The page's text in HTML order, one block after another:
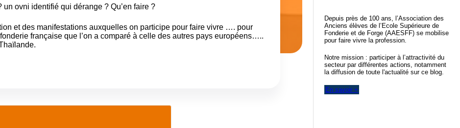
un ovni identifié qui dérange ? Qu’en faire ?
et des manifestations auxquelles on participe pour faire vivre …. pour
fonderie françaiseque l’on a comparé à celle des autres pays européens…..
Depuis près de 100 ans, l’Association des
Anciens élèves de l’Ecole Supérieure de
Fonderie et de Forge (AAESFF) se mobilise
pour faire vivre la profession.
Notre mission : participer à l’attractivité du
secteur par différentes actions, notamment
la diffusion de toute l'actualité sur ce blog.
En savoir +